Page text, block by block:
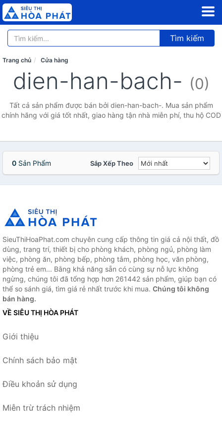
Tìm kiếm
Trang chủ Cửa hàng
dien-han-bach- (0)
Tất cả sản phẩm được bán bởi dien-han-bach-. Mua sản phẩm
chính hãng với giá tốt nhất, giao hàng tận nhà miễn phí, thu hộ COD
0 Sản Phẩm Sắp Xếp Theo
SieuThiHoaPhat.com chuyên cung cấp thông tin giá cả nội thất, đồ
dùng, trang trí, thiết bị cho phòng khách, phòng ngủ, phòng làm
việc, phòng ăn, phòng bếp, phòng tắm, phòng học, văn phòng,
phòng trẻ em... Bằng khả năng sẵn có cùng sự nỗ lực không
ngừng, chúng tôi đã tổng hợp hơn 261442 sản phẩm, giúp bạn có
thể so sánh giá, tìm giá rẻ nhất trước khi mua. Chúng tôi không
bán hàng.
VỀ SIÊU THỊ HÒA PHÁT
Giới thiệu
Chính sách bảo mật
Điều khoản sử dụng
Miễn trừ trách nhiệm